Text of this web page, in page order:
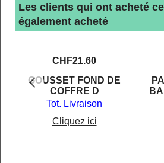
Les clients qui ont acheté
également acheté
CHF21.60
GOUSSET FOND DE
COFFRE D
Tot. Livraison
Cliquez ici